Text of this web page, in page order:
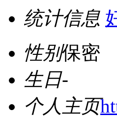
统计信息
性别保密
生日-
个人主页